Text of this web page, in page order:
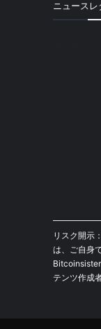
ニュースレ
リスク開示
は、ご自身
テンツ作成